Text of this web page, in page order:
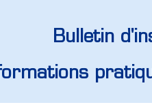
Bulletin